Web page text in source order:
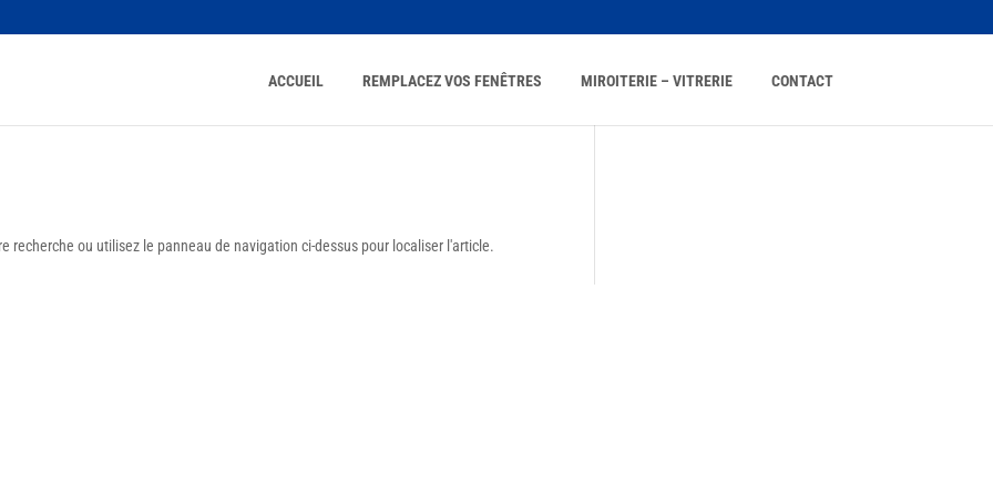
ACCUEIL REMPLACEZ VOS FENÊTRES MIROITERIE – VITRERIE CONTACT
recherche ou utilisez le panneau de navigation ci-dessus pour localiser l'article.